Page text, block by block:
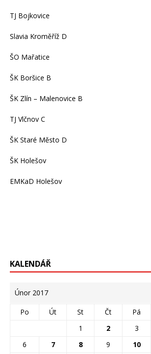
TJ Bojkovice
Slavia Kroměříž D
ŠO Mařatice
ŠK Boršice B
ŠK Zlín – Malenovice B
TJ Vlčnov C
ŠK Staré Město D
ŠK Holešov
EMKaD Holešov
KALENDÁŘ
Únor 2017
Po Út St Čt Pá
1
2 3
6
7 8 9 10